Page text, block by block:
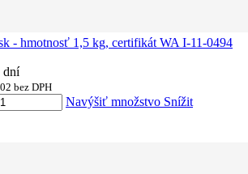
- hmotnosť 1,5 kg, certifikát WA I-11-0494
dní
bez DPH
Navýšiť množstvo Snížit